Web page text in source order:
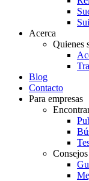
Acerca
Quienes
Blog
Contacto
Para empresas